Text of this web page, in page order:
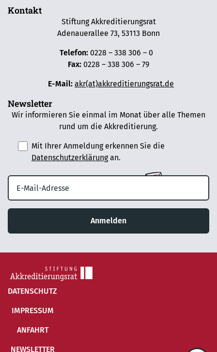
Kontakt
Stiftung Akkreditierungsrat
Adenauerallee 73, 53113 Bonn
Telefon:0228 – 338 306 – 0
Fax: 0228 – 338 306 – 79
E-Mail: akr(at)akkreditierungsrat.de
Newsletter
Wir informieren Sie einmal im Monat über alle Themen
rund um die Akkreditierung.
Mit Ihrer Anmeldung erkennen Sie die
Datenschutzerklärungan.
Anmelden
DATENSCHUTZ
IMPRESSUM
ANFAHRT
NEWSLETTER